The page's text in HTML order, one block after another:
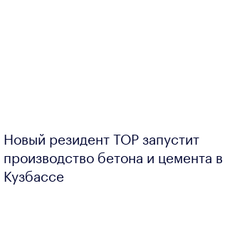
Новый резидент ТОР запустит
производство бетона и цемента в
Кузбассе